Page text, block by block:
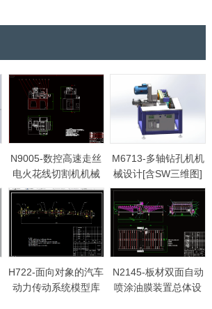
N9005-数控高速走丝
电火花线切割机机械
结构及进给控制系统
设计
M6713-多轴钻孔机机
械设计[含SW三维图]
H722-面向对象的汽车
动力传动系统模型库
N2145-板材双面自动
喷涂油膜装置总体设